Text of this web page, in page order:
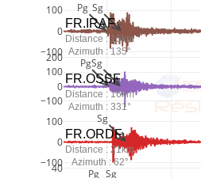
40
−100
0
100
−100
0
100
200
−100
0
100
Pg Sg
Sg
PgSg
Pg Sg
FR.ORDF
Distance : 21km
Azimuth : 62°
FR.OSSF
Distance : 16km
Azimuth : 331°
FR.IRAF
Distance : 15km
Azimuth : 135°